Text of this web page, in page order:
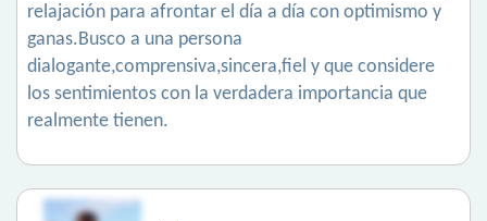
relajación para afrontar el día a día con optimismo y
ganas.Busco a una persona
dialogante,comprensiva,sincera,fiel y que considere
los sentimientos con la verdadera importancia que
realmente tienen.